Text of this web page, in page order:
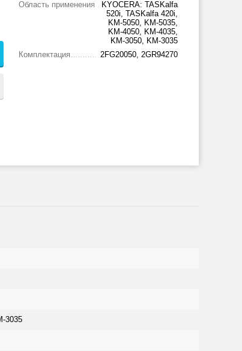
Область применения
KYOCERA: TASKalfa
520i, TASKalfa 420i,
KM-5050, KM-5035,
KM-4050, KM-4035,
KM-3050, KM-3035
Комплектация
2FG20050, 2GR94270
3035